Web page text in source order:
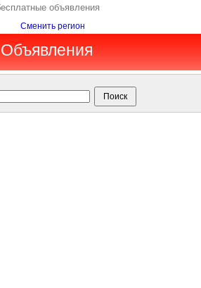
объявления
Сменить регион